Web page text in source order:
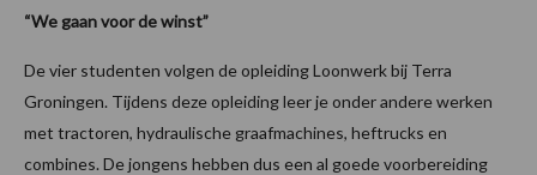
“We gaan voor de winst”
De vier studenten volgen de opleiding Loonwerk bij Terra
Groningen. Tijdens deze opleiding leer je onder andere werken
met tractoren, hydraulische graafmachines, heftrucks en
combines. De jongens hebben dus een al goede voorbereiding